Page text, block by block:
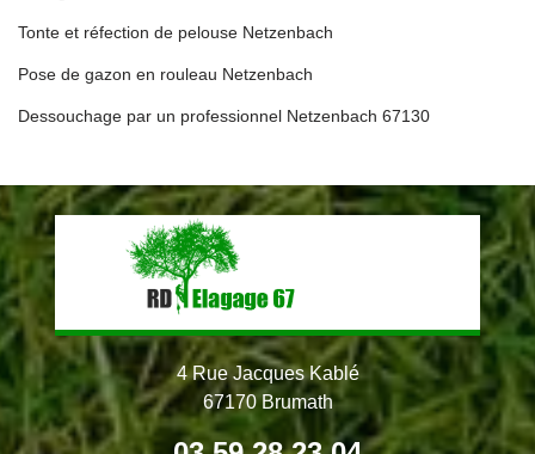
Tonte et réfection de pelouse Netzenbach
Pose de gazon en rouleau Netzenbach
Dessouchage par un professionnel Netzenbach 67130
4 Rue Jacques Kablé
67170 Brumath